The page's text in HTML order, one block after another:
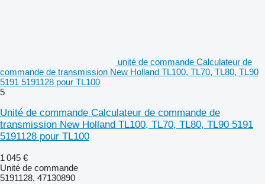
unité de commande Calculateur de
commande de transmission New Holland TL100, TL70, TL80, TL90
5191 5191128 pour TL100
5
Unité de commande Calculateur de commande de
transmission New Holland TL100, TL70, TL80, TL90 5191
5191128 pour TL100
1 045 €
Unité de commande
5191128, 47130890